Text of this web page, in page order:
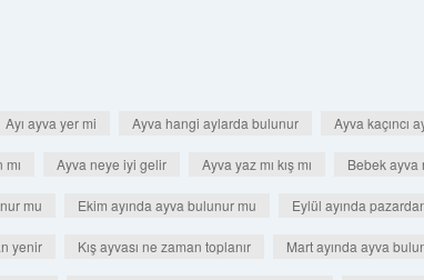
Ayı ayva yer mi Ayva hangi aylarda bulunur Ayva kaçıncı
mı Ayva neye iyi gelir Ayva yaz mı kış mı Bebek ayva
mu Ekim ayında ayva bulunur mu Eylül ayında
yenir Kış ayvası ne zaman toplanır Mart ayında ayva